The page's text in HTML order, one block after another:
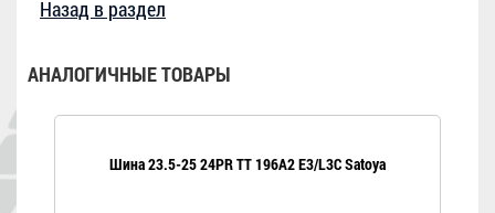
Назад в раздел
АНАЛОГИЧНЫЕ ТОВАРЫ
Шина 23.5-25 24PR TT 196A2 E3/L3C Satoya